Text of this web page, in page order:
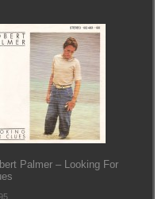
Palmer ‎– Looking For